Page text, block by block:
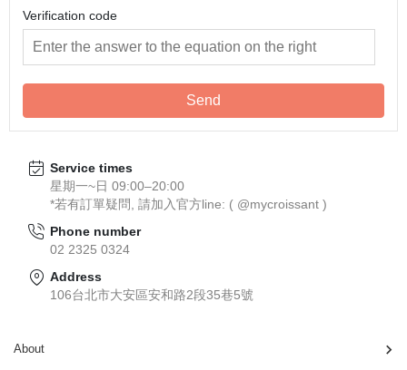
Verification code
Send
Service times
星期一~日 09:00–20:00
*若有訂單疑問, 請加入官方line: ( @mycroissant )
Phone number
02 2325 0324
Address
106台北市大安區安和路2段35巷5號
About